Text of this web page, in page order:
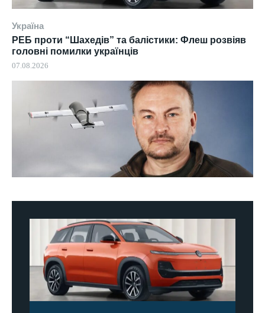
Україна
РЕБ проти “Шахедів” та балістики: Флеш розвіяв
головні помилки українців
07.08.2026